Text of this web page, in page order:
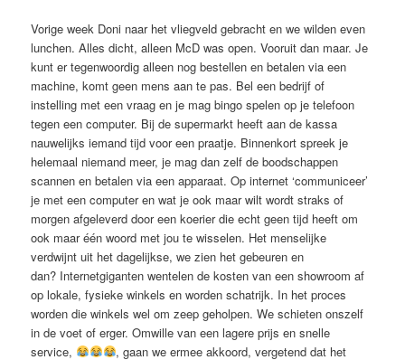
Vorige week Doni naar het vliegveld gebracht en we wilden even
lunchen. Alles dicht, alleen McD was open. Vooruit dan maar. Je
kunt er tegenwoordig alleen nog bestellen en betalen via een
machine, komt geen mens aan te pas. Bel een bedrijf of
instelling met een vraag en je mag bingo spelen op je telefoon
tegen een computer. Bij de supermarkt heeft aan de kassa
nauwelijks iemand tijd voor een praatje. Binnenkort spreek je
helemaal niemand meer, je mag dan zelf de boodschappen
scannen en betalen via een apparaat. Op internet ‘communiceer’
je met een computer en wat je ook maar wilt wordt straks of
morgen afgeleverd door een koerier die echt geen tijd heeft om
ook maar één woord met jou te wisselen. Het menselijke
verdwijnt uit het dagelijkse, we zien het gebeuren en
dan? Internetgiganten wentelen de kosten van een showroom af
op lokale, fysieke winkels en worden schatrijk. In het proces
worden die winkels wel om zeep geholpen. We schieten onszelf
in de voet of erger. Omwille van een lagere prijs en snelle
service,
, gaan we ermee akkoord, vergetend dat het